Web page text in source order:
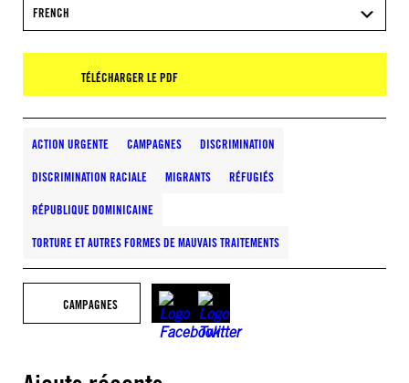
FRENCH
TÉLÉCHARGER LE PDF
ACTION URGENTE CAMPAGNES DISCRIMINATION
DISCRIMINATION RACIALE MIGRANTS RÉFUGIÉS
RÉPUBLIQUE DOMINICAINE
TORTURE ET AUTRES FORMES DE MAUVAIS TRAITEMENTS
CAMPAGNES